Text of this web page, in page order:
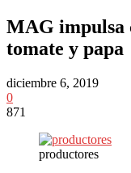
MAG impulsa
tomate y papa
diciembre 6, 2019
0
871
productores